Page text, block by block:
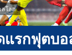
โลก
แรกฟุตบ